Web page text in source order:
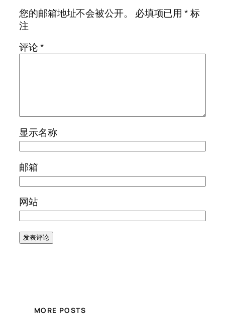
您的邮箱地址不会被公开。
必填项已用*标
注
评论*
显示名称
邮箱
网站
MORE POSTS